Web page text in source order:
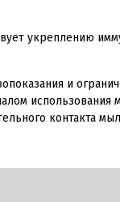
укреплению
и
использования
контакта